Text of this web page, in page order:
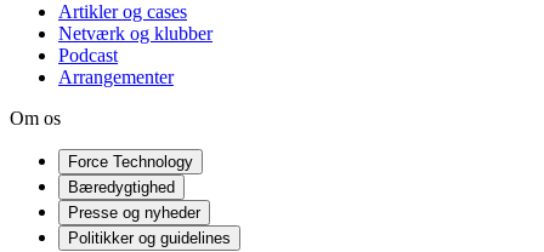
Artikler og cases
Netværk og klubber
Podcast
Arrangementer
Om os
Force Technology
Bæredygtighed
Presse og nyheder
Politikker og guidelines